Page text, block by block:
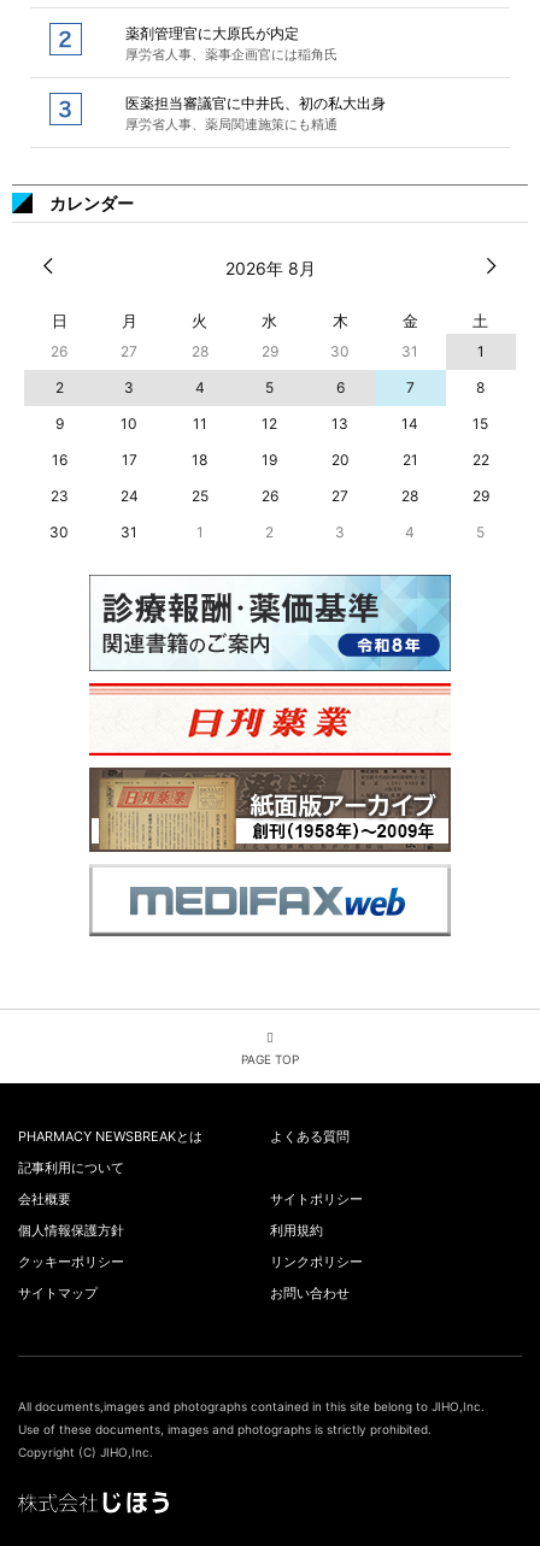
薬剤管理官に大原氏が内定
厚労省人事、薬事企画官には稲角氏
医薬担当審議官に中井氏、初の私大出身
厚労省人事、薬局関連施策にも精通
カレンダー
2026年 8月
日 月 火 水 木 金 土
26 27 28 29 30 31
1
2
3 4 5 6 7
8
9
10 11 12 13 14
15
16
17 18 19 20 21
22
23
24 25 26 27 28
29
30
31 1 2 3 4 5
PAGE TOP
PHARMACY NEWSBREAKとは
よくある質問
記事利用について
会社概要
サイトポリシー
個人情報保護方針
利用規約
クッキーポリシー
リンクポリシー
サイトマップ
お問い合わせ
All documents,images and photographs contained in this site belong to JIHO,Inc.
Use of these documents, images and photographs is strictly prohibited.
Copyright (C) JIHO,Inc.